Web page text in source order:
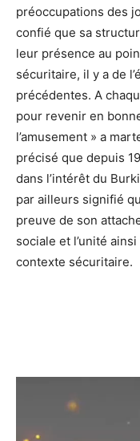
préoccupations des
confié que sa
leur présence au
sécuritaire, il y a de
précédentes. A
pour revenir en
l’amusement » a
précisé que depuis
dans l’intérêt du
par ailleurs signifié
preuve de son
sociale et l’unité
contexte sécuritaire.